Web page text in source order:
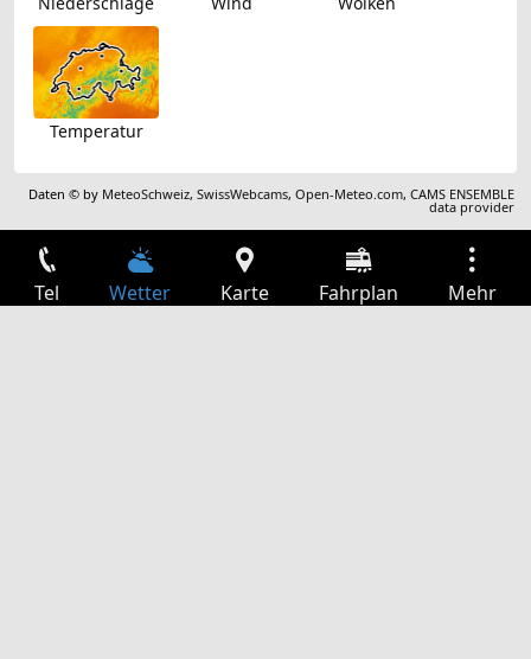
Temperatur
Daten © by MeteoSchweiz,SwissWebcams,Open-Meteo.com,CAMS ENSEMBLE
data provider
Tel Wetter Karte Fahrplan Mehr